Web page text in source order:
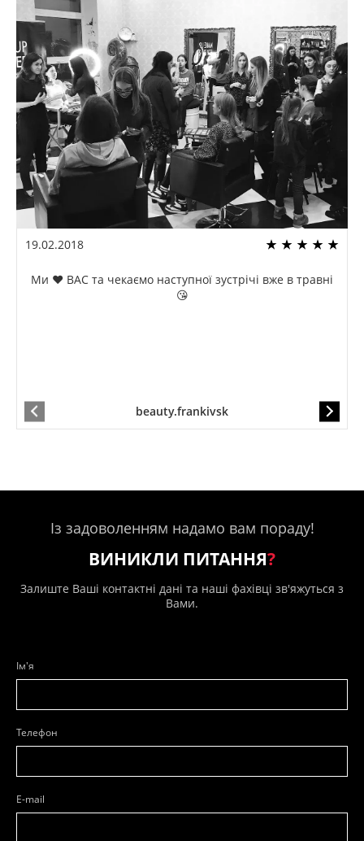
19.02.2018
Ми ❤️ ВАС та чекаємо наступної зустрічі вже в травні
😘
beauty.frankivsk
Із задоволенням надамо вам пораду!
ВИНИКЛИ ПИТАННЯ?
Залиште Ваші контактні дані та наші фахівці зв'яжуться з
Вами.
Ім'я
Телефон
E-mail